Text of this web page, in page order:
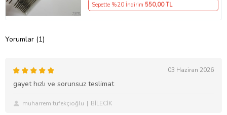
Sepette %20 İndirim 550,00 TL
Yorumlar (1)
03 Haziran 2026
gayet hızlı ve sorunsuz teslimat
muharrem tüfekçioğlu BİLECİK